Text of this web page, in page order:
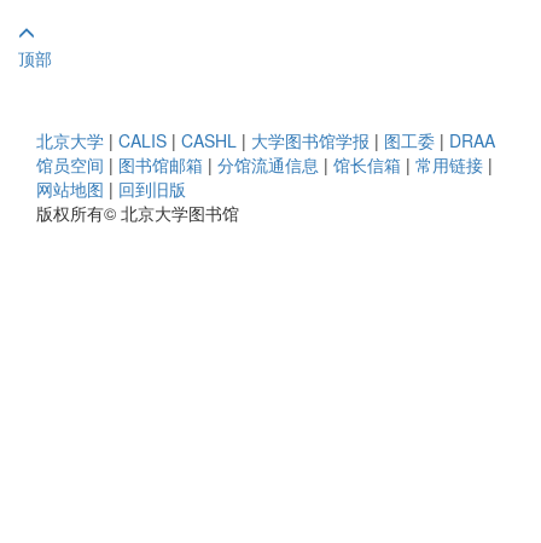
顶部
北京大学 | CALIS | CASHL | 大学图书馆学报 | 图工委 | DRAA
馆员空间 | 图书馆邮箱 | 分馆流通信息 | 馆长信箱 | 常用链接 |
网站地图 | 回到旧版
版权所有© 北京大学图书馆